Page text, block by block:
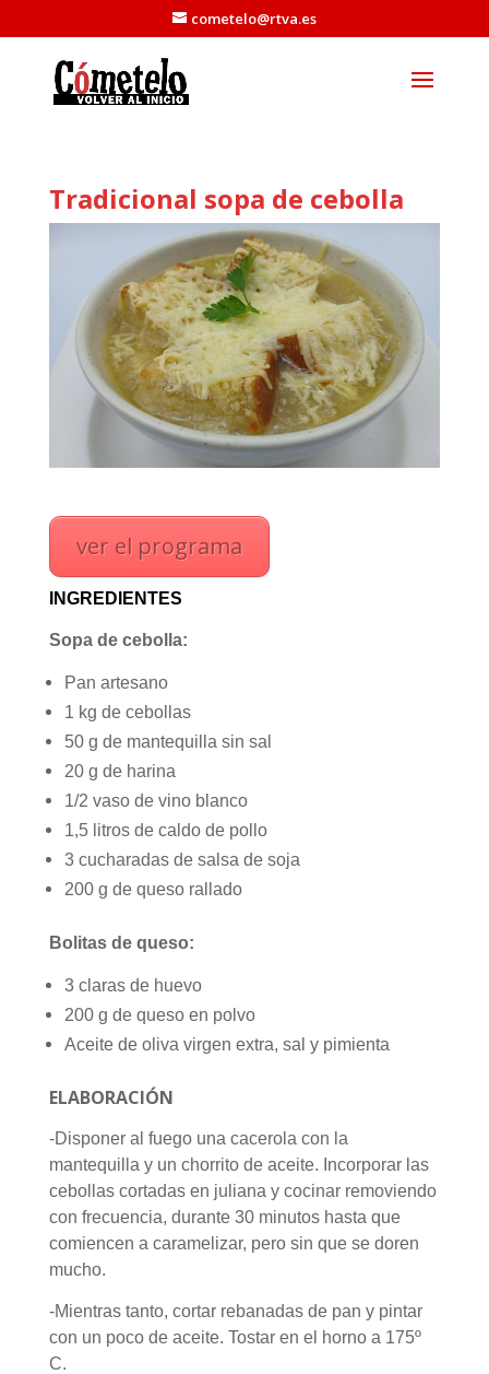
cometelo@rtva.es
Tradicional sopa de cebolla
ver el programa
INGREDIENTES
Sopa de cebolla:
Pan artesano
1 kg de cebollas
50 g de mantequilla sin sal
20 g de harina
1/2 vaso de vino blanco
1,5 litros de caldo de pollo
3 cucharadas de salsa de soja
200 g de queso rallado
Bolitas de queso:
3 claras de huevo
200 g de queso en polvo
Aceite de oliva virgen extra, sal y pimienta
ELABORACIÓN
-Disponer al fuego una cacerola con la
mantequilla y un chorrito de aceite. Incorporar las
cebollas cortadas en juliana y cocinar removiendo
con frecuencia, durante 30 minutos hasta que
comiencen a caramelizar, pero sin que se doren
mucho.
-Mientras tanto, cortar rebanadas de pan y pintar
con un poco de aceite. Tostar en el horno a 175º
C.